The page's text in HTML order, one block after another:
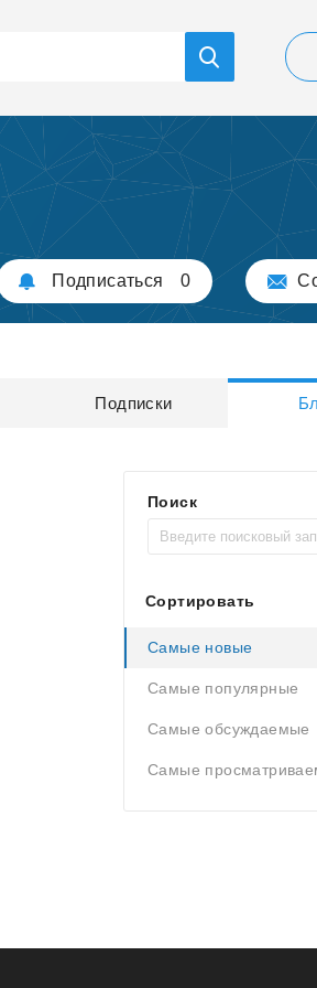
Подписаться 0
Подписки
Поиск
Сортировать
Самые новые
Самые популярные
Самые обсуждаемые
Самые